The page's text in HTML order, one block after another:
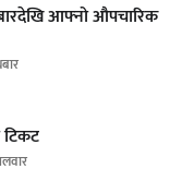
आफ्नो औपचारिक
टिकट